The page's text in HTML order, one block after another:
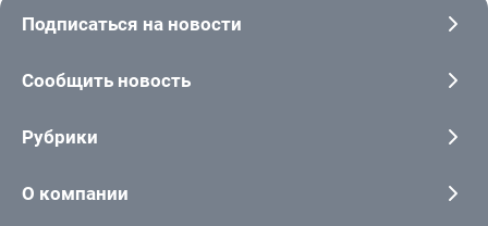
Подписаться на новости
Сообщить новость
Рубрики
О компании